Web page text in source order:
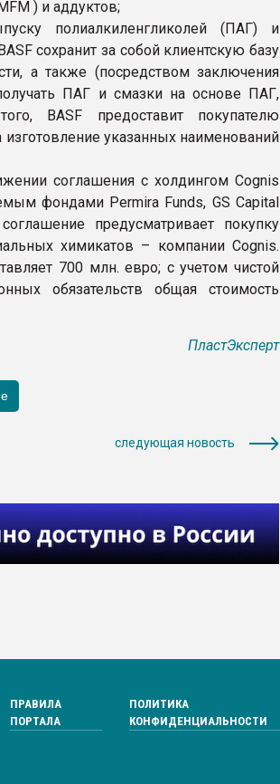
) и аддуктов;
полиалкиленгликолей (ПАГ) и
сохранит за собой клиентскую базу
а также (посредством заключения
ПАГ и смазки на основе ПАГ,
BASF предоставит покупателю
указанных наименований
соглашения с холдингом Cognis
фондами Permira Funds, GS Capital
предусматривает покупку
химикатов – компании Cognis.
700 млн. евро; с учетом чистой
обязательств общая стоимость
ПластЭксперт
следующая новость
ПРАВИЛА
ПОРТАЛА
ПОЛИТИКА
КОНФИДЕНЦИАЛЬНОСТИ